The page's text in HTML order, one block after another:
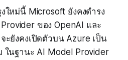
ใหม่นี้ Microsoft ยังคงดำรง
ของ OpenAI และ
ยังคงเปิดตัวบน Azure เป็น
ในฐานะ AI Model Provider